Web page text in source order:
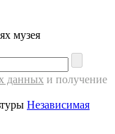
музея
данных и получение
Независимая